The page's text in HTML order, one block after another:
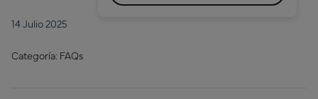
14 Julio 2025
Categoría: FAQs